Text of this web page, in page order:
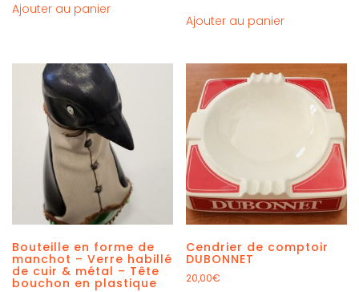
Ajouter au panier
Ajouter au panier
Bouteille en forme de
manchot – Verre habillé
de cuir & métal – Tête
bouchon en plastique
Cendrier de comptoir
DUBONNET
20,00€